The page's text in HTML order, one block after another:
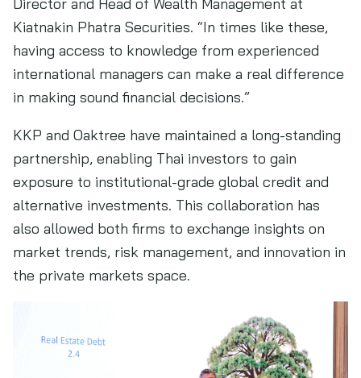
Kiatnakin Phatra Securities. “In times like these,
having access to knowledge from experienced
international managers can make a real difference
in making sound financial decisions.”
KKP and Oaktree have maintained a long-standing
partnership, enabling Thai investors to gain
exposure to institutional-grade global credit and
alternative investments. This collaboration has
also allowed both firms to exchange insights on
market trends, risk management, and innovation in
the private markets space.